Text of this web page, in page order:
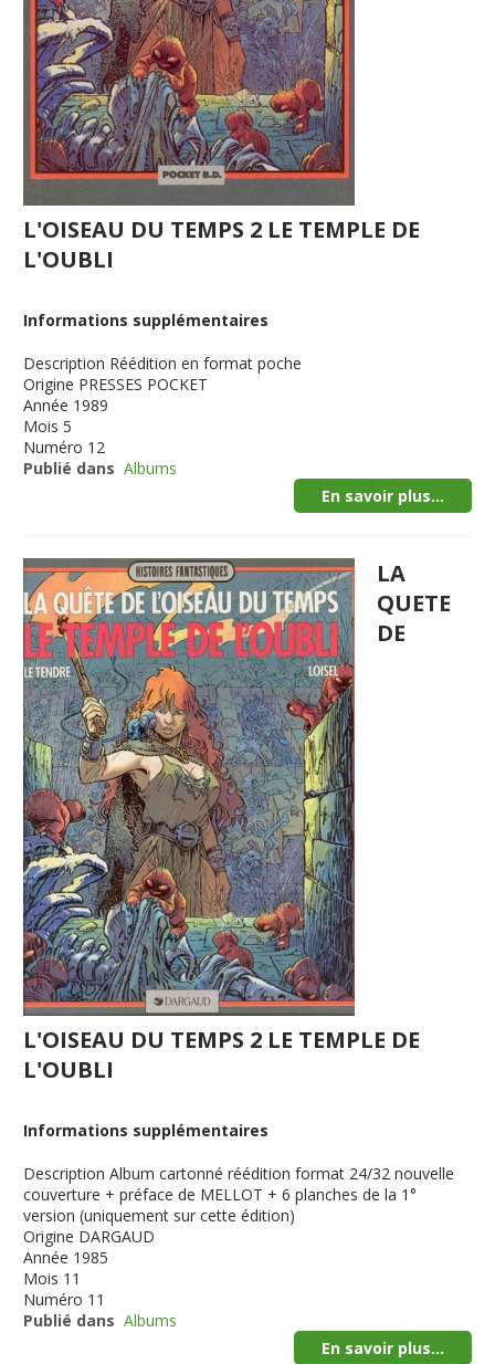
L'OISEAU DU TEMPS 2 LE TEMPLE DE
L'OUBLI
Informations supplémentaires
Description Réédition en format poche
Origine PRESSES POCKET
Année 1989
Mois 5
Numéro 12
Publié dans Albums
En savoir plus...
LA
QUETE
DE
L'OISEAU DU TEMPS 2 LE TEMPLE DE
L'OUBLI
Informations supplémentaires
Description Album cartonné réédition format 24/32 nouvelle
couverture + préface de MELLOT + 6 planches de la 1°
version (uniquement sur cette édition)
Origine DARGAUD
Année 1985
Mois 11
Numéro 11
Publié dans Albums
En savoir plus...